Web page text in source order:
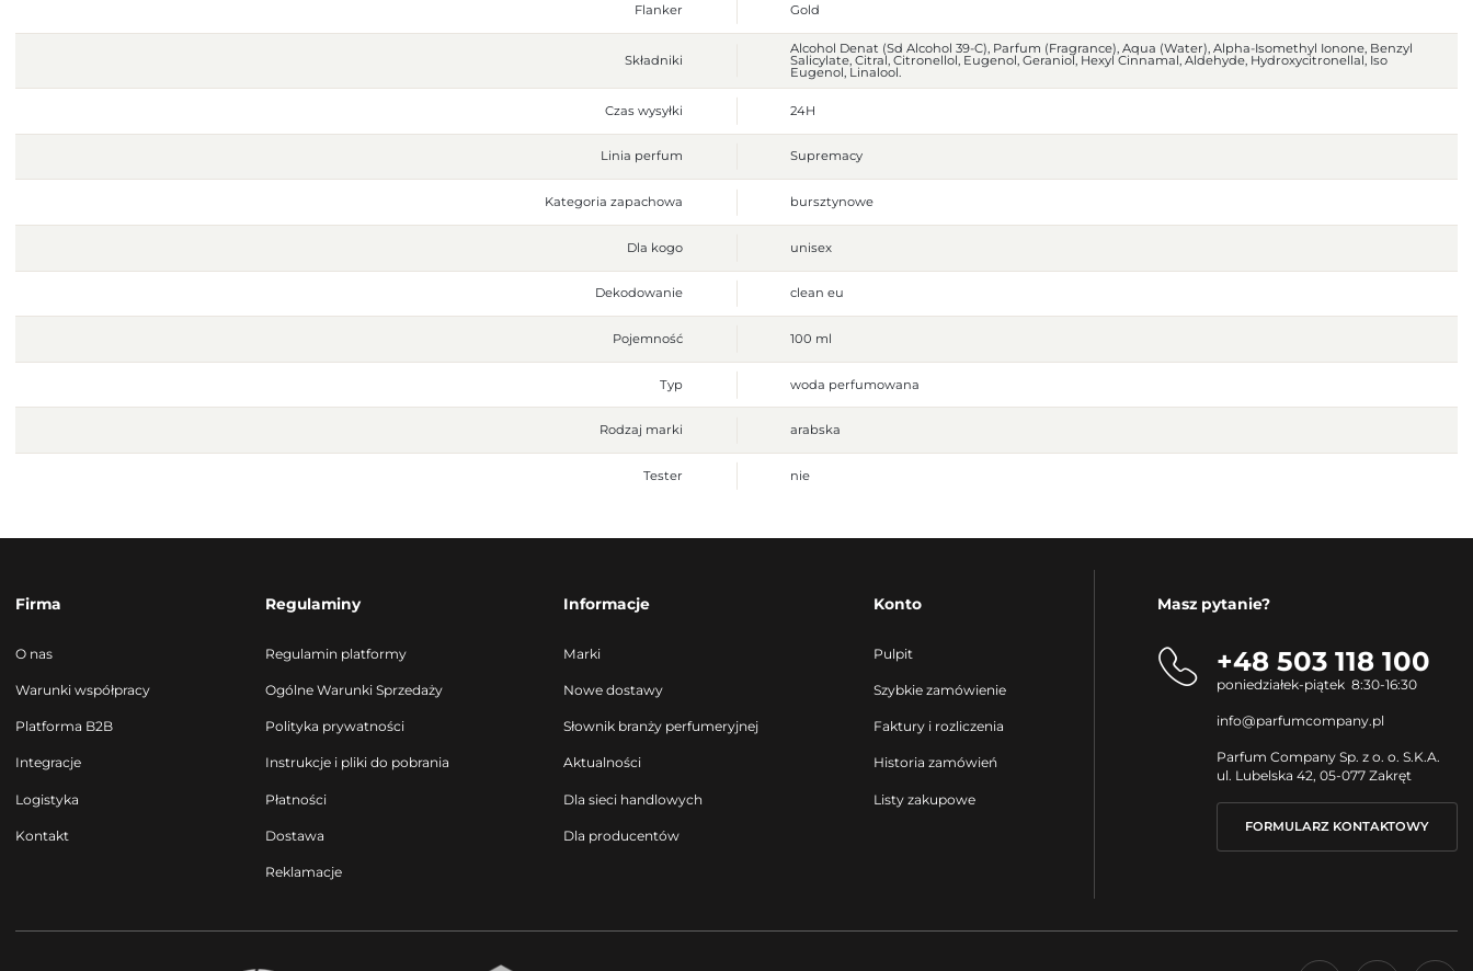
Flanker Gold
Składniki
Alcohol Denat (Sd Alcohol 39-C), Parfum (Fragrance), Aqua (Water), Alpha-Isomethyl Ionone, Benzyl
Salicylate, Citral, Citronellol, Eugenol, Geraniol, Hexyl Cinnamal, Aldehyde, Hydroxycitronellal, Iso
Eugenol, Linalool.
Czas wysyłki 24H
Linia perfum Supremacy
Kategoria zapachowa bursztynowe
Dla kogo unisex
Dekodowanie clean eu
Pojemność 100 ml
Typ woda perfumowana
Rodzaj marki arabska
Tester nie
Firma
O nas
Warunki współpracy
Platforma B2B
Integracje
Logistyka
Kontakt
Regulaminy
Regulamin platformy
Ogólne Warunki Sprzedaży
Polityka prywatności
Instrukcje i pliki do pobrania
Płatności
Dostawa
Reklamacje
Informacje
Marki
Nowe dostawy
Słownik branży perfumeryjnej
Aktualności
Dla sieci handlowych
Dla producentów
Konto
Pulpit
Szybkie zamówienie
Faktury i rozliczenia
Historia zamówień
Listy zakupowe
Masz pytanie?
+48 503 118 100
poniedziałek-piątek 8:30-16:30
info@parfumcompany.pl
Parfum Company Sp. z o. o. S.K.A.
ul. Lubelska 42, 05-077 Zakręt
FORMULARZ KONTAKTOWY